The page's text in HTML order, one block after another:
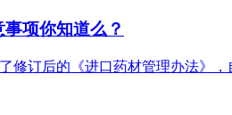
项你知道么？
修订后的《进口药材管理办法》